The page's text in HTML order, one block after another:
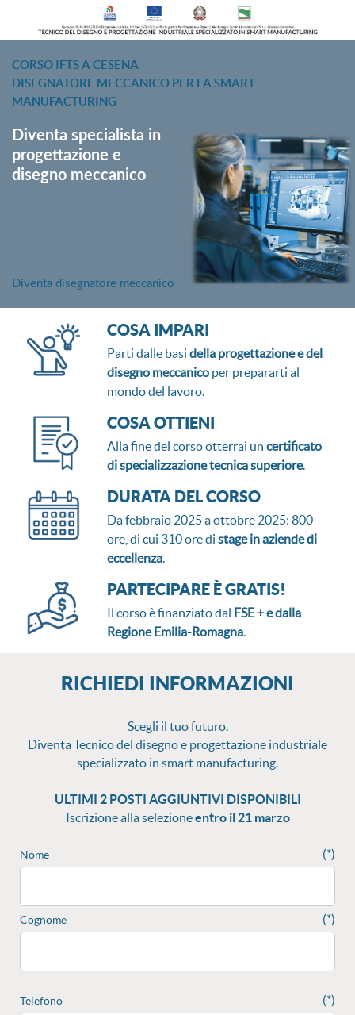
CORSO IFTS A CESENA
DISEGNATORE MECCANICO PER LA SMART
MANUFACTURING
Diventa specialista in
progettazione e
disegno meccanico
Diventa disegnatore meccanico
COSA IMPARI
Parti dalle basi della progettazione e del
disegno meccanicoper prepararti al
mondo del lavoro.
COSA OTTIENI
Alla fine del corso otterrai un certificato
di specializzazione tecnica superiore.
DURATA DEL CORSO
Da febbraio 2025 a ottobre 2025: 800
ore, di cui 310 ore di stage in aziende di
eccellenza.
PARTECIPARE È GRATIS!
Il corso è finanziato dal FSE + e dalla
Regione Emilia-Romagna.
RICHIEDI INFORMAZIONI
Scegli il tuo futuro.
Diventa Tecnico del disegno e progettazione industriale
specializzato in smart manufacturing.
ULTIMI 2 POSTI AGGIUNTIVI DISPONIBILI
Iscrizione alla selezioneentro il 21 marzo
Nome (*)
Cognome (*)
Telefono (*)